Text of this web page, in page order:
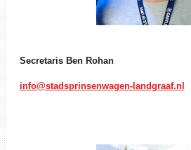
Secretaris Ben Rohan
info@stadsprinsenwagen-landgraaf.nl